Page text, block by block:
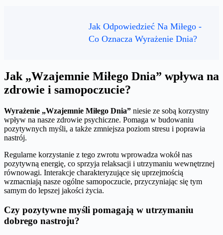
Jak Odpowiedzieć Na Miłego -
Co Oznacza Wyrażenie Dnia?
Jak „Wzajemnie Miłego Dnia” wpływa na
zdrowie i samopoczucie?
Wyrażenie „Wzajemnie Miłego Dnia” niesie ze sobą korzystny
wpływ na nasze zdrowie psychiczne. Pomaga w budowaniu
pozytywnych myśli, a także zmniejsza poziom stresu i poprawia
nastrój.
Regularne korzystanie z tego zwrotu wprowadza wokół nas
pozytywną energię, co sprzyja relaksacji i utrzymaniu wewnętrznej
równowagi. Interakcje charakteryzujące się uprzejmością
wzmacniają nasze ogólne samopoczucie, przyczyniając się tym
samym do lepszej jakości życia.
Czy pozytywne myśli pomagają w utrzymaniu
dobrego nastroju?